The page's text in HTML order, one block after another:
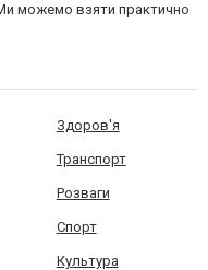
можемо взяти практично
Здоров'я
Транспорт
Розваги
Спорт
Культура